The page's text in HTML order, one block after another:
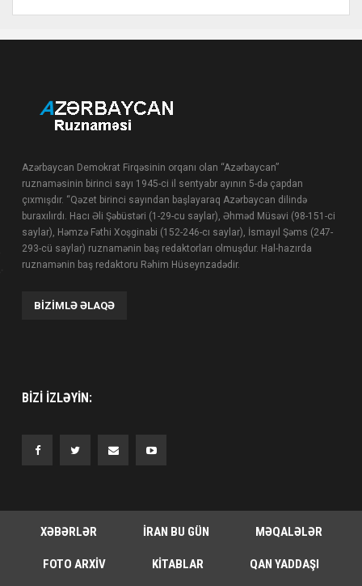
Azərbaycan Demokrat Firqəsinin orqanı olan “Azərbaycan”
ruznaməsinin birinci sayı 1945-ci il sentyabr ayının 5-də çapdan
çıxmışdır. “Qəzet birinci sayından başlayaraq Azərbaycan dilində
buraxılırdı. Hacı Əli Şəbüstəri (1-29-cu saylar), Əhməd Müsəvi (98-151-ci
saylar), Həmzə Fəthi Xoşginabi (152-246-cı saylar), İsmayıl Şəms (247-
293-cü saylar) ruznamənin baş redaktorları olmuşdur. Hal-hazırda
ruznamənin baş redaktoru Rəhim Hüseynzadədir.
BIZIMLƏ ƏLAQƏ
BIZI IZLƏYIN:
XƏBƏRLƏR İRAN BU GÜN MƏQALƏLƏR
FOTO ARXIV KITABLAR QAN YADDAŞI